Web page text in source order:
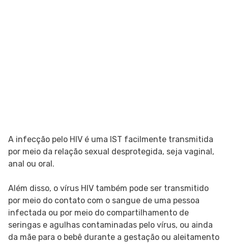
A infecção pelo HIV é uma IST facilmente transmitida
por meio da relação sexual desprotegida, seja vaginal,
anal ou oral.
Além disso, o vírus HIV também pode ser transmitido
por meio do contato com o sangue de uma pessoa
infectada ou por meio do compartilhamento de
seringas e agulhas contaminadas pelo vírus, ou ainda
da mãe para o bebê durante a gestação ou aleitamento